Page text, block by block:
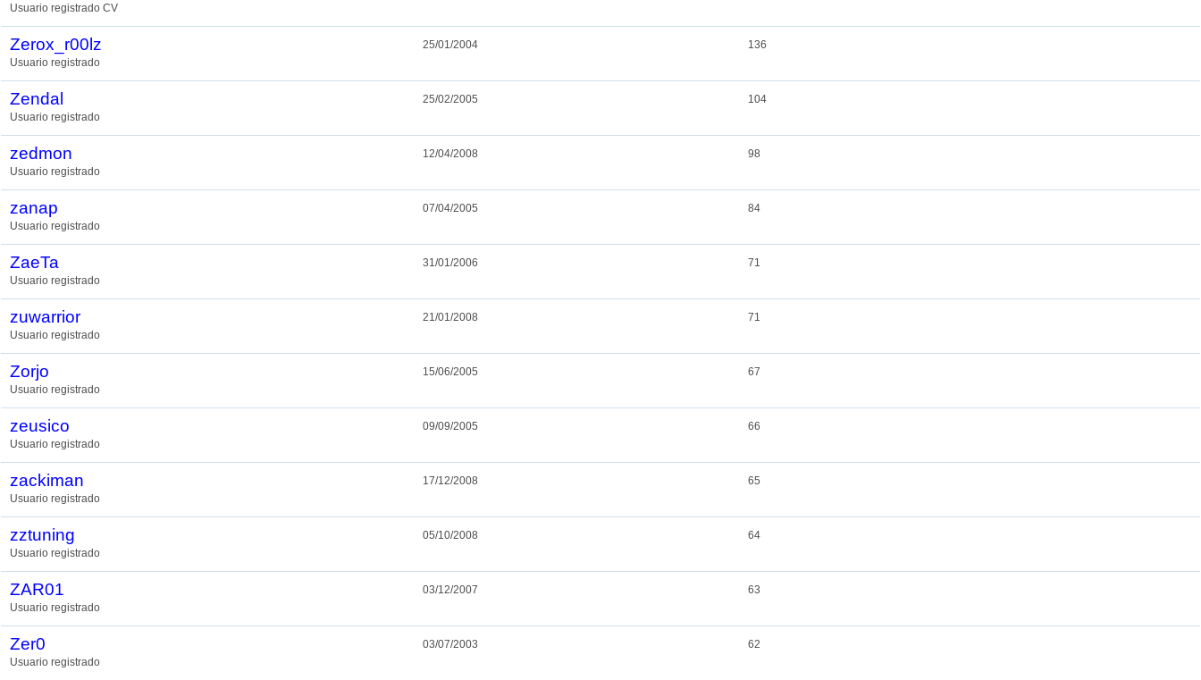
Usuario registrado CV
Zerox_r00lz
Usuario registrado
25/01/2004 136
Zendal
Usuario registrado
25/02/2005 104
zedmon
Usuario registrado
12/04/2008 98
zanap
Usuario registrado
07/04/2005 84
ZaeTa
Usuario registrado
31/01/2006 71
zuwarrior
Usuario registrado
21/01/2008 71
Zorjo
Usuario registrado
15/06/2005 67
zeusico
Usuario registrado
09/09/2005 66
zackiman
Usuario registrado
17/12/2008 65
zztuning
Usuario registrado
05/10/2008 64
ZAR01
Usuario registrado
03/12/2007 63
Zer0
Usuario registrado
03/07/2003 62